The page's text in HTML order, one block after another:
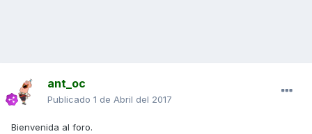
ant_oc
Publicado 1 de Abril del 2017
Bienvenida al foro.